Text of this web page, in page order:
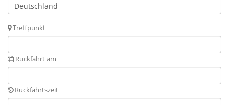
Treffpunkt
Rückfahrt am
Rückfahrtszeit